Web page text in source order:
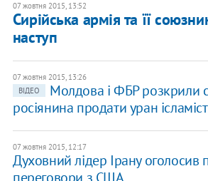
07 жовтня 2015, 13:52
Сирійська армія та її
наступ
07 жовтня 2015, 13:26
ВІДЕО
Молдова і ФБР розкрили
росіянина продати уран
07 жовтня 2015, 12:17
Духовний лідер Ірану оголосив